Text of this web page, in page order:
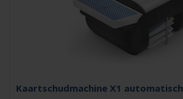
Kaartschudmachine X1 automatisch